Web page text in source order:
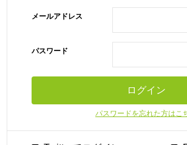
メールアドレス
パスワード
パスワードを忘れた方はこ